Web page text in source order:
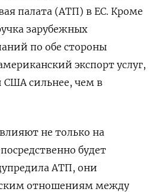
палата (АТП) в ЕС. Кроме
зарубежных
по обе стороны
экспорт услуг,
сильнее, чем в
не только на
будет
АТП, они
отношениям между